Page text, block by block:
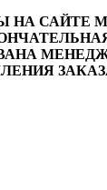
НА САЙТЕ